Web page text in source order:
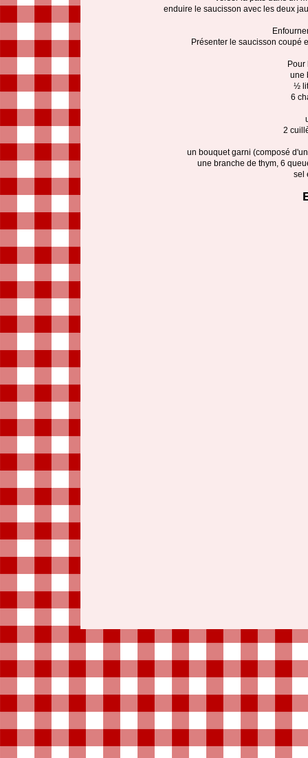
enduire le saucisson avec les deux
Présenter le saucisson coupé
Pour
une
½
6
2
un bouquet garni (composé
une branche de thym, 6
sel